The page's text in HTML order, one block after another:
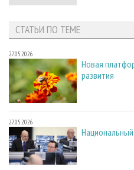
СТАТЬИ ПО ТЕМЕ
27.05.2026
Новая
развития
27.05.2026